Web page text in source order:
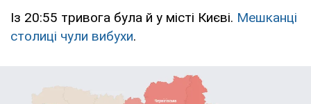
Із 20:55 тривога була й у місті Києві. Мешканці
столиці чули вибухи.